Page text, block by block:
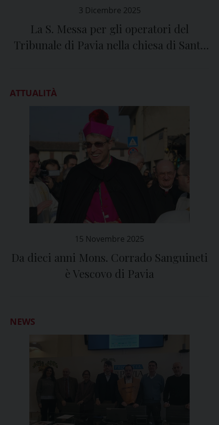
3 Dicembre 2025
La S. Messa per gli operatori del
Tribunale di Pavia nella chiesa di Santa
ATTUALITÀ
15 Novembre 2025
Da dieci anni Mons. Corrado Sanguineti
è Vescovo di Pavia
NEWS